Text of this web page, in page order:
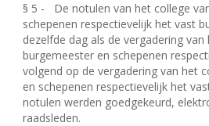
§ 5 -
De notulen van het college
schepenen respectievelijk het vast
dezelfde dag als de vergadering van
burgemeester en schepenen
volgend op de vergadering van het
en schepenen respectievelijk het
notulen werden goedgekeurd,
raadsleden.